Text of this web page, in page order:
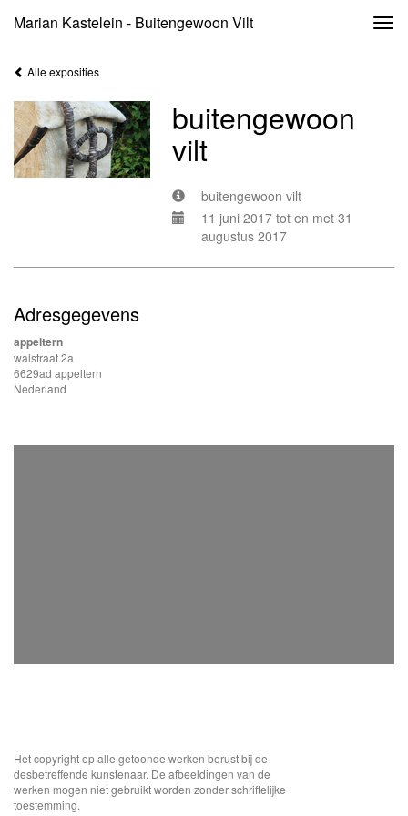
Marian Kastelein - Buitengewoon Vilt
Alle exposities
buitengewoon
vilt
buitengewoon vilt
11 juni 2017 tot en met 31
augustus 2017
Adresgegevens
appeltern
walstraat 2a
6629ad appeltern
Nederland
Het copyright op alle getoonde werken berust bij de
desbetreffende kunstenaar. De afbeeldingen van de
werken mogen niet gebruikt worden zonder schriftelijke
toestemming.